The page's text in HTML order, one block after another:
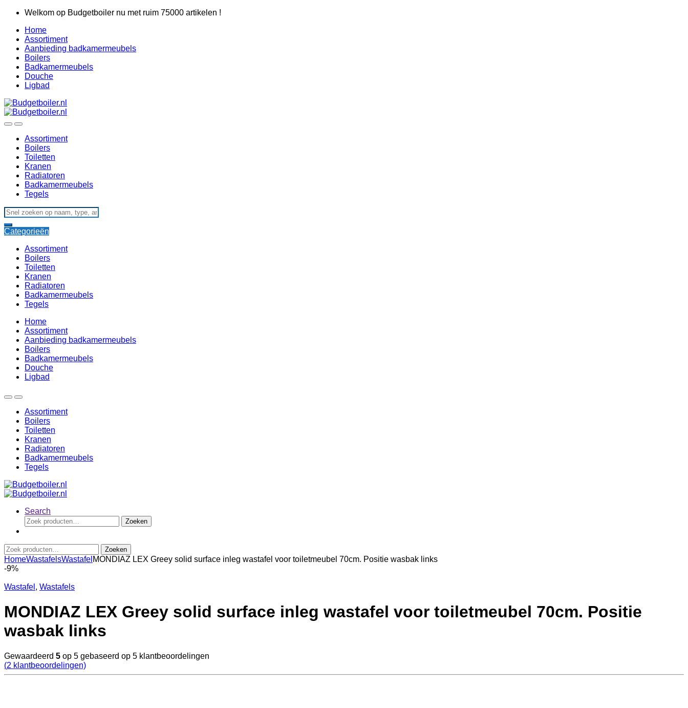
Skip
navigation
Skip
content
Welkom op Budgetboiler nu met ruim 75000 artikelen !
Home
Assortiment
Aanbieding badkamermeubels
Boilers
Badkamermeubels
Douche
Ligbad
Assortiment
Boilers
Toiletten
Kranen
Radiatoren
Badkamermeubels
Tegels
Search
for:
Categorieën
Assortiment
Boilers
Toiletten
Kranen
Radiatoren
Badkamermeubels
Tegels
Home
Assortiment
Aanbieding badkamermeubels
Boilers
Badkamermeubels
Douche
Ligbad
Assortiment
Boilers
Toiletten
Kranen
Radiatoren
Badkamermeubels
Tegels
Search
Zoeken
naar:
Zoeken
Zoeken
naar:
Zoeken
HomeWastafelsWastafel MONDIAZ LEX Greey solid surface inleg wastafel voor toiletmeubel 70cm. Positie wasbak links
-9%
Wastafel , Wastafels
MONDIAZ LEX Greey solid surface inleg wastafel voor toiletmeubel 70cm. Positie
wasbak links
Gewaardeerd 5 op 5 gebaseerd op 5 klantbeoordelingen
(2 klantbeoordelingen)